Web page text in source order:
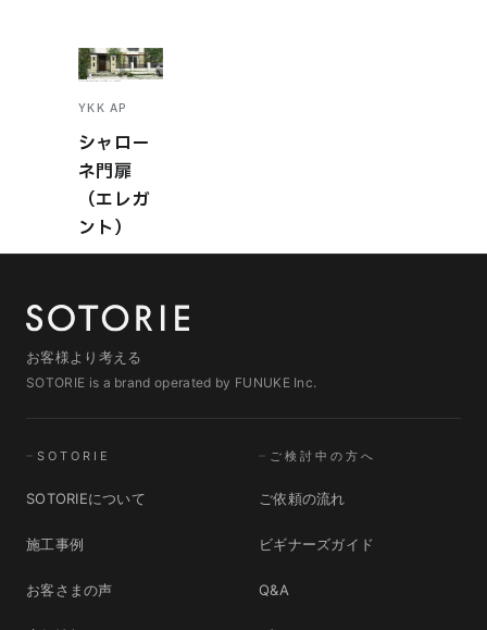
YKK AP
シャロー
ネ門扉
（エレガ
ント）
お客様より考える
SOTORIE is a brand operated by FUNUKE Inc.
SOTORIE
SOTORIEについて
施工事例
お客さまの声
ご検討中の方へ
ご依頼の流れ
ビギナーズガイド
Q&A